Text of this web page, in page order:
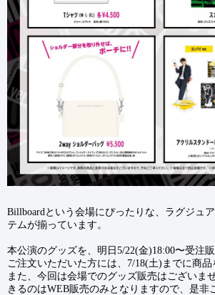
Billboardという会場にぴったりな、ラグジュ
テムが揃っています。
本公演のグッズを、明日5/22(金)18:00〜受注
ご注文いただいた方には、7/18(土)までに商品
また、今回は会場でのグッズ販売はございま
きるのはWEB販売のみとなりますので、是非